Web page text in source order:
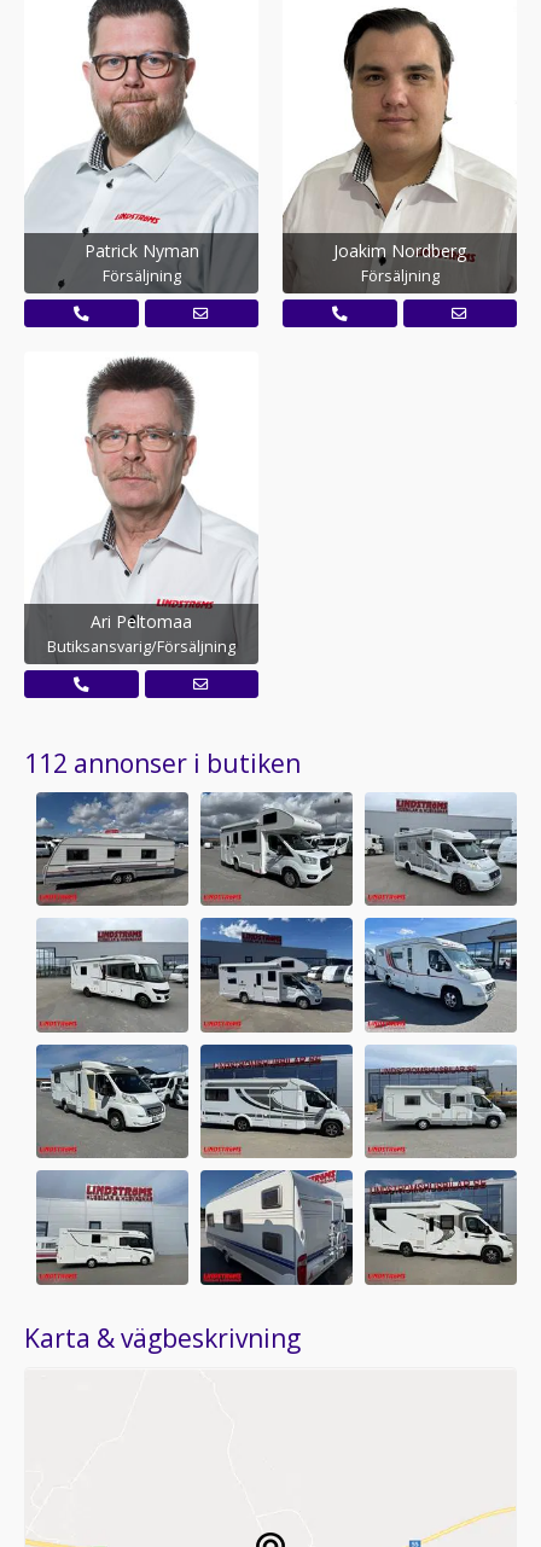
Patrick Nyman
Försäljning
Joakim Nordberg
Försäljning
Ari Peltomaa
Butiksansvarig/Försäljning
112 annonser i butiken
Karta & vägbeskrivning